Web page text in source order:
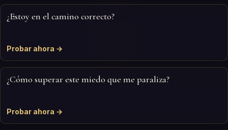
¿Estoy en el camino correcto?
Probar ahora →
¿Cómo superar este miedo que me paraliza?
Probar ahora →